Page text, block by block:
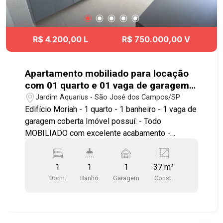
ao Tauste, Carrefour, Sítio Verde, Oba Hortifrut,
Spani, Sam`s Club, Atacadão, Sodimac, Telha
Norte, Shopping Colinas, farmácias, restaurantes,
agência bancária, clínicas, academias, Colégio
acesso à Rodovia Presidente Dutra e demais
regiões da cidade. O bairro Jardim Aquarius está
localizado na região centro-oeste de São José
dos Campos, possui lindas praças e qualidade
de vida. Agende sua visita!!! #imobiliária
#apartamentoparavenda #aptovenda #moriah
R$ 4.200,00 L R$ 750.000,00 V
Apartamento mobiliado para locação
com 01 quarto e 01 vaga de garagem -
37m² no bairro Jardim Aquarius
Jardim Aquarius - São José dos Campos/SP
Edifício Moriah - 1 quarto - 1 banheiro - 1 vaga de
garagem coberta Imóvel possuí: - Todo
MOBILIADO com excelente acabamento -
Ar condicionado - Varanda espaçosa, dormitório,
sala/cozinha e banheiro - Hobby Box Lazer com:
- Salão de festas - Espaço torcedor - Sauna -
1
Dorm.
1
Banho
1
Garagem
37 m²
Const.